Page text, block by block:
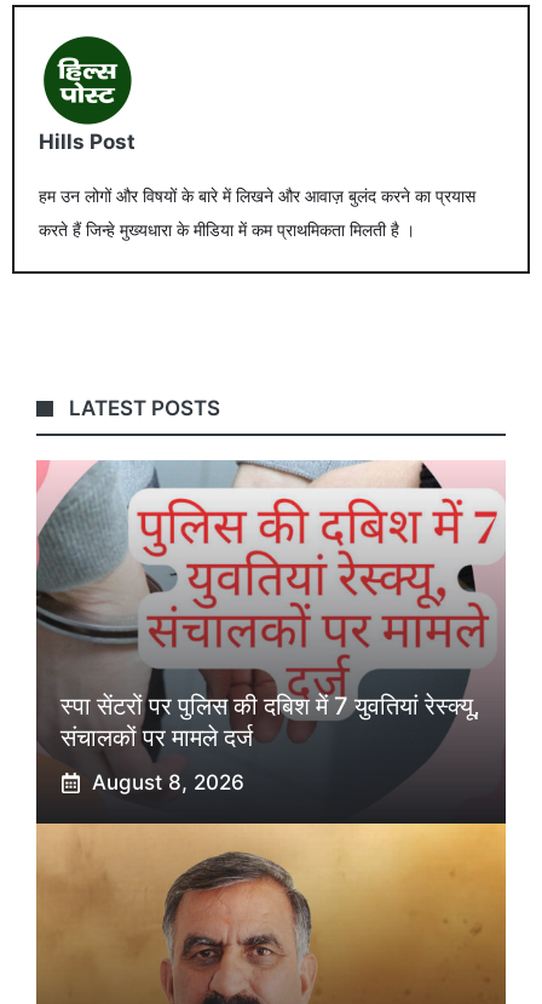
Hills Post
हम उन लोगों और विषयों के बारे में लिखने और आवाज़ बुलंद करने का प्रयास
करते हैं जिन्हे मुख्यधारा के मीडिया में कम प्राथमिकता मिलती है ।
LATEST POSTS
स्पा सेंटरों पर पुलिस की दबिश में 7 युवतियां रेस्क्यू,
संचालकों पर मामले दर्ज
August 8, 2026